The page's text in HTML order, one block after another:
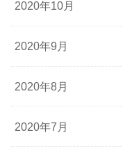
2020年10月
2020年9月
2020年8月
2020年7月